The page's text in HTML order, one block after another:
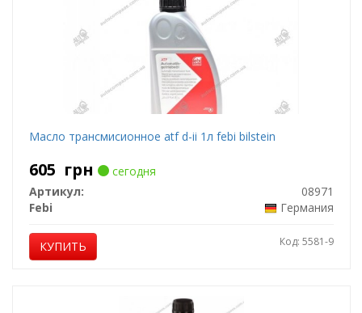
Масло трансмисионное atf d-ii 1л febi bilstein
605 грн
сегодня
Артикул:
08971
Febi
Германия
КУПИТЬ Код: 5581-9